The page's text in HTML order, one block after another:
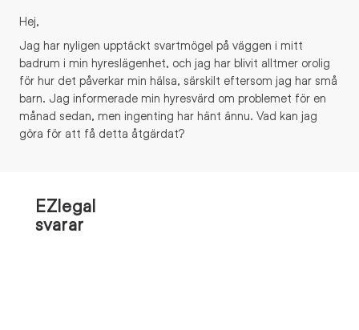
Hej,
Jag har nyligen upptäckt svartmögel på väggen i mitt
badrum i min hyreslägenhet, och jag har blivit alltmer orolig
för hur det påverkar min hälsa, särskilt eftersom jag har små
barn. Jag informerade min hyresvärd om problemet för en
månad sedan, men ingenting har hänt ännu. Vad kan jag
göra för att få detta åtgärdat?
EZlegal
svarar